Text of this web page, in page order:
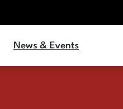
News & Events